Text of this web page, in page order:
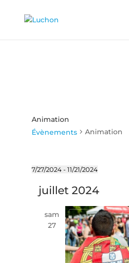
Animation
Évènements
Animation
Évènements
7/27/2024 - 11/21/2024
unejuillet 2024
sam
27